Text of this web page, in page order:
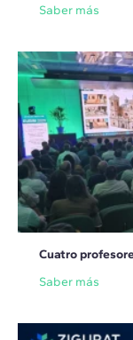
Saber más
Cuatro
Saber más